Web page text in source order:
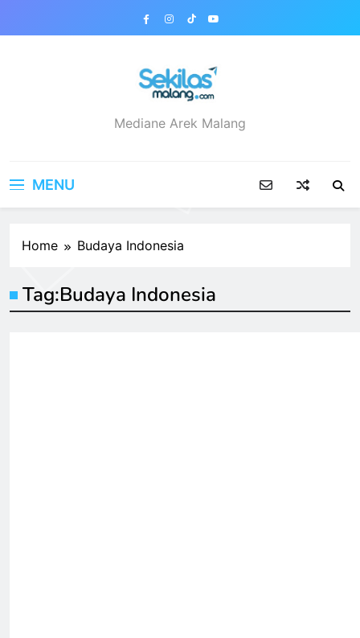
sekilasmalang.com
Mediane Arek Malang
MENU
Home Budaya Indonesia
Tag:Budaya Indonesia